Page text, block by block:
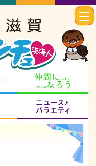
となりの先生
プロジェクト